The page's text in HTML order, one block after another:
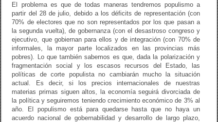
El problema es que de todas maneras tendremos populismo a
partir del 28 de julio, debido a los déficits de representación (con
70% de electores que no son representados por los que pasan a
la segunda vuelta), de gobernanza (con el desastroso congreso y
ejecutivo, que gobiernan para ellos y de integración (con 70% de
informales, la mayor parte localizados en las provincias más
pobres). Lo que también sabemos es que, dada la polarización y
fragmentación social y los escasos recursos del Estado, las
políticas de corte populista no cambiarán mucho la situación
actual. Es decir, si los precios internacionales de nuestras
materias primas siguen altos, la economía seguirá divorciada de
la política y seguiremos teniendo crecimiento económico de 3% al
año. El populismo está para quedarse hasta que no haya un
acuerdo nacional de gobernabilidad y desarrollo de largo plazo,